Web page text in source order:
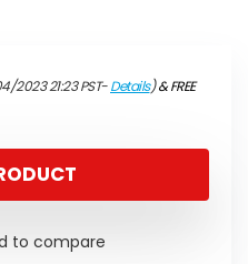
2023 21:23 PST-Details)&FREE
to compare